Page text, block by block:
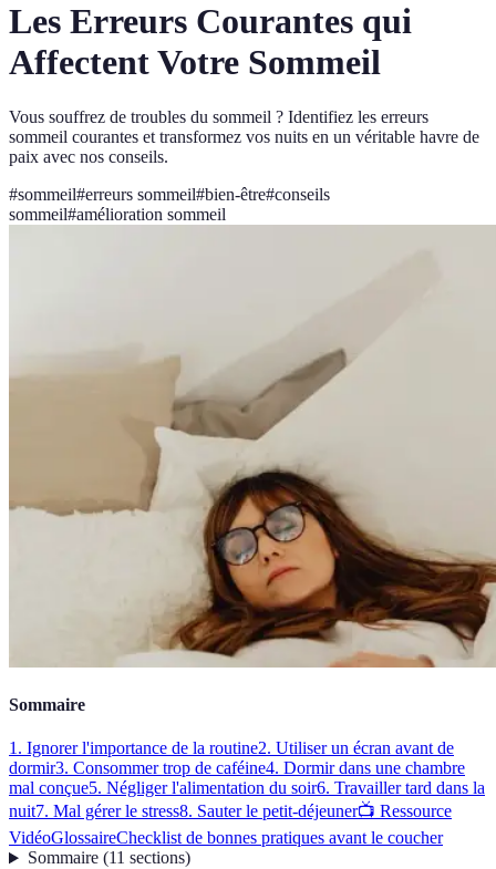
Les Erreurs Courantes qui
Affectent Votre Sommeil
Vous souffrez de troubles du sommeil ? Identifiez les erreurs
sommeil courantes et transformez vos nuits en un véritable havre de
paix avec nos conseils.
#sommeil#erreurs sommeil#bien-être#conseils
sommeil#amélioration sommeil
Sommaire
1. Ignorer l'importance de la routine2. Utiliser un écran avant de
dormir3. Consommer trop de caféine4. Dormir dans une chambre
mal conçue5. Négliger l'alimentation du soir6. Travailler tard dans la
nuit7. Mal gérer le stress8. Sauter le petit-déjeuner📺 Ressource
VidéoGlossaireChecklist de bonnes pratiques avant le coucher
Sommaire(11 sections)